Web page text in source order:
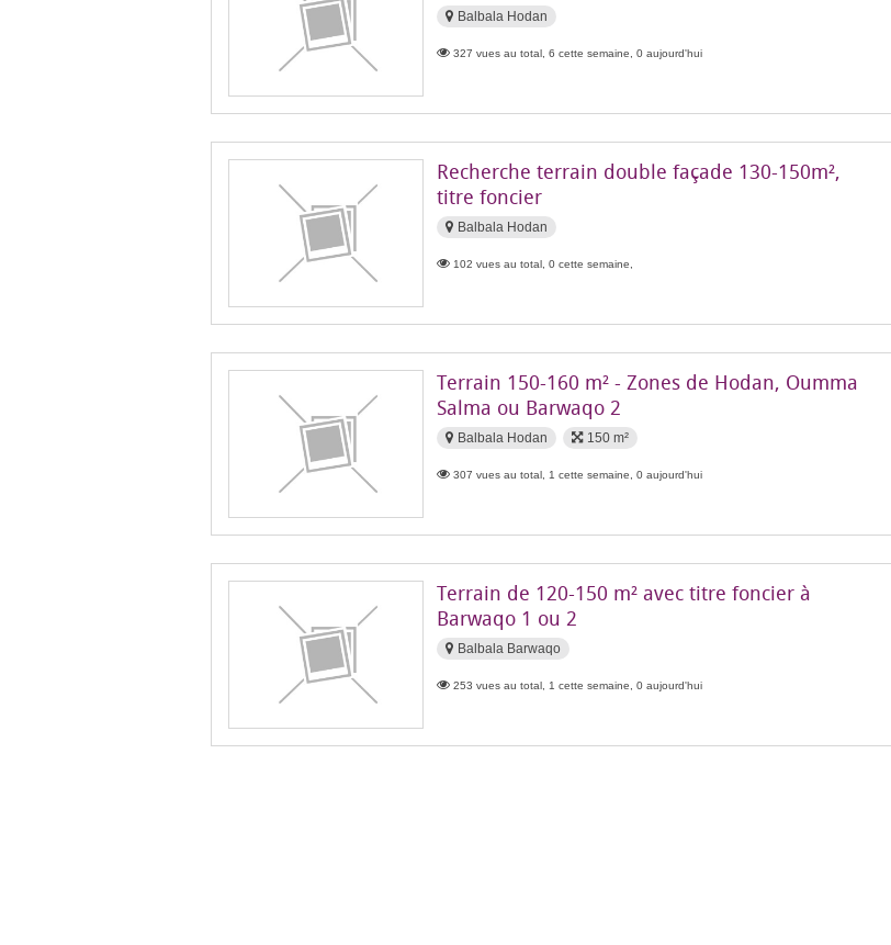
Balbala Hodan
327 vues au total, 6 cette semaine, 0 aujourd'hui
Recherche terrain double façade 130-150m²,
titre foncier
Balbala Hodan
102 vues au total, 0 cette semaine,
Terrain 150-160 m² - Zones de Hodan, Oumma
Salma ou Barwaqo 2
Balbala Hodan 150 m²
307 vues au total, 1 cette semaine, 0 aujourd'hui
Terrain de 120-150 m² avec titre foncier à
Barwaqo 1 ou 2
Balbala Barwaqo
253 vues au total, 1 cette semaine, 0 aujourd'hui